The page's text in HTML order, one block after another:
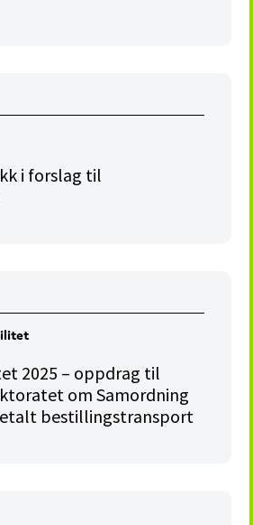
i forslag til
2025 – oppdrag til
om Samordning
bestillingstransport